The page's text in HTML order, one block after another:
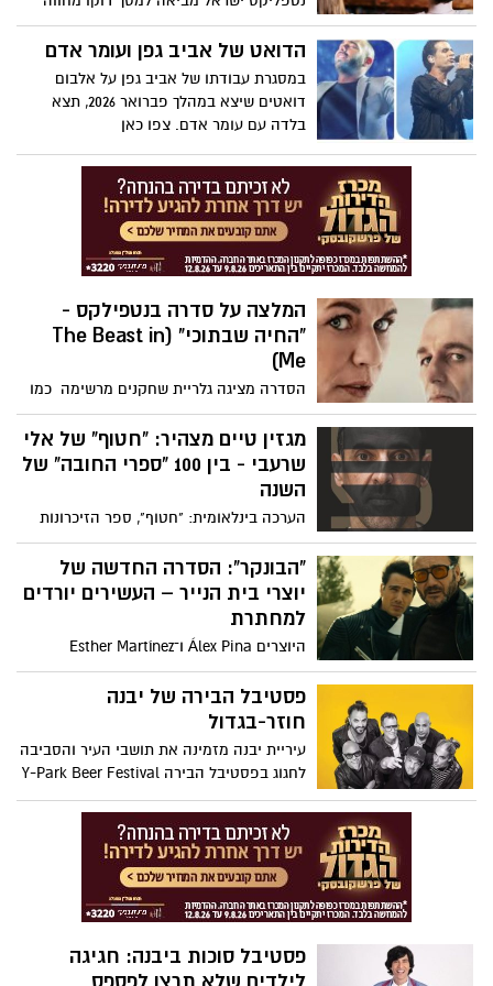
כוכבים הוליוודיים ענקיים, אקשן סוחף והומור
הסרט מצליח להתברג במהירות גבוהה
לרשימת סרטים חדשים בנטפליקס שפשוט
אסור לפספס.
והצדעה לאחד העיתונאים החשובים בעולם.
ומה הקשר למציאות הישראלית העכשווית?.
העיתונאי סימור הרש, הקדיש את חייו
לחשיפת סיפורים שבעלי הכוח רוצים לקבור.
מזכיר לכם משהו?.
הדואט של אביב גפן ועומר אדם
במסגרת עבודתו של אביב גפן על אלבום
דואטים שיצא במהלך פברואר 2026, תצא
בלדה עם עומר אדם. צפו כאן
המלצה על סדרה בנטפילקס -
"החיה שבתוכי" (The Beast in
Me)
הסדרה מציגה גלריית שחקנים מרשימה כמו
קלייר דיינס ומתיו ריס, שכיכב בדרמת הריגול
"האמריקאים", ג'ונתן בנקס, מ"שובר שורות"
ו"סמוך על סול" ועוד.
מגזין טיים מצהיר: "חטוף" של אלי
שרעבי - בין 100 "ספרי החובה" של
השנה
הערכה בינלאומית: "חטוף", ספר הזיכרונות
של שורד השבי אלי שרעבי, נבחר על ידי מגזין
טיים כאחד מ-100 הספרים של 2025 ש"חייבים
לקרוא". ולמי שלא ידע, המגזין גם הקדיש
בחודש שעבר את השער שלו לשרעבי.
"הבונקר": הסדרה החדשה של
יוצרי בית הנייר – העשירים יורדים
למחתרת
היוצרים Álex Pina ו־Esther Martínez
Lobato, שעמדו מאחורי אחת מהסדרות
de Papel) – חוזרים השנה עם יצירה חדשה
Bunker). הסדרה עלתה לנטפליקס
אך כבר מעוררת עניין רב ברחבי העולם.
פסטיבל הבירה של יבנה
חוזר-בגדול
עיריית יבנה מזמינה את תושבי העיר והסביבה
לחגוג בפסטיבל הבירה Y-Park Beer Festival
2025 שייערך ביום חמישי, 30 באוקטובר 2025,
באמפי יבנה.
פסטיבל סוכות ביבנה: חגיגה